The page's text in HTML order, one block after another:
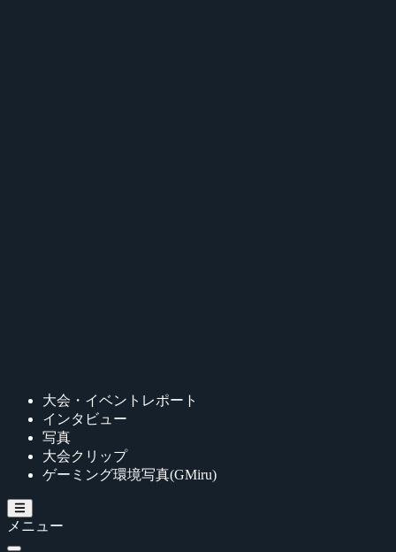
大会・イベントレポート
インタビュー
写真
大会クリップ
ゲーミング環境写真(GMiru)
メニュー